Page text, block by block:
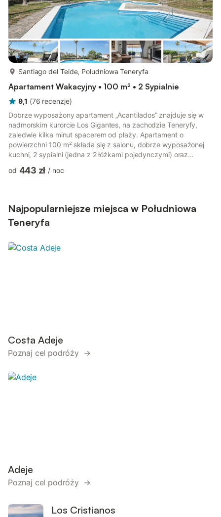
Santiago del Teide, Południowa Teneryfa
Apartament Wakacyjny • 100 m² • 2 Sypialnie
9,1 (76 recenzje)
Dobrze wyposażony apartament „Acantilados” znajduje się w
nadmorskim kurorcie Los Gigantes, na zachodzie Teneryfy,
zaledwie kilka minut spacerem od plaży. Apartament o
powierzchni 100 m² składa się z salonu, dobrze wyposażonej
kuchni, 2 sypialni (jedna z 2 łóżkami pojedynczymi) oraz
obejmują Wi-Fi, pralkę, wentylatory, telewizję kablową (z
bezpośrednim widokiem na morze wyposażony jest w stół
jadalny i stanowi wspaniałe miejsc...
od 443 zł / noc
Najpopularniejsze miejsca w Południowa
Teneryfa
Costa Adeje
Poznaj cel podróży →
Adeje
Poznaj cel podróży →
Los Cristianos